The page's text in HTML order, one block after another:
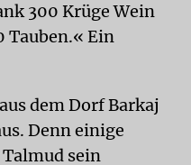
300 Krüge Wein
Tauben.« Ein
dem Dorf Barkaj
Denn einige
sein